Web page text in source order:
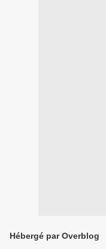
Hébergé par Overblog